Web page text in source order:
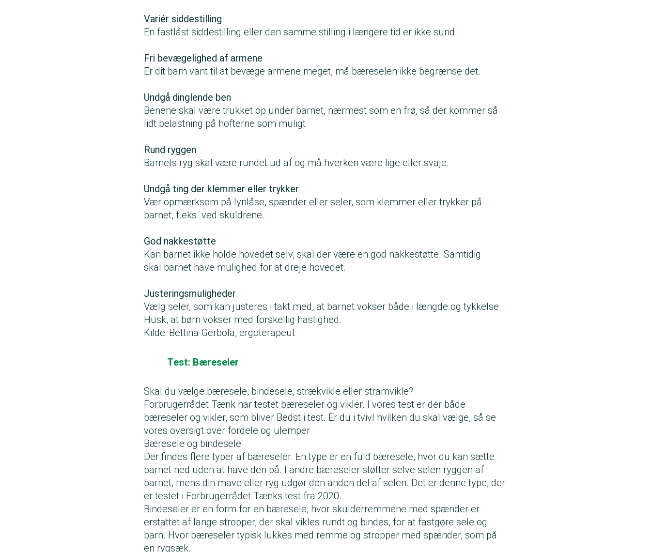
Variér siddestilling
En fastlåst siddestilling eller den samme stilling i længere tid er ikke sund.
Fri bevægelighed af armene
Er dit barn vant til at bevæge armene meget, må bæreselen ikke begrænse det.
Undgå dinglende ben
Benene skal være trukket op under barnet, nærmest som en frø, så der kommer så
lidt belastning på hofterne som muligt.
Rund ryggen
Barnets ryg skal være rundet ud af og må hverken være lige eller svaje.
Undgå ting der klemmer eller trykker
Vær opmærksom på lynlåse, spænder eller seler, som klemmer eller trykker på
barnet, f.eks. ved skuldrene.
God nakkestøtte
Kan barnet ikke holde hovedet selv, skal der være en god nakkestøtte. Samtidig
skal barnet have mulighed for at dreje hovedet.
Justeringsmuligheder.
Vælg seler, som kan justeres i takt med, at barnet vokser både i længde og tykkelse.
Husk, at børn vokser med forskellig hastighed.
Kilde: Bettina Gerbola, ergoterapeut
Test: Bæreseler
Skal du vælge bæresele, bindesele, strækvikle eller stramvikle?
Forbrugerrådet Tænk har testet bæreseler og vikler. I vores test er der både
bæreseler og vikler, som bliver Bedst i test. Er du i tvivl hvilken du skal vælge, så se
vores oversigt over fordele og ulemper
Bæresele og bindesele
Der findes flere typer af bæreseler. En type er en fuld bæresele, hvor du kan sætte
barnet ned uden at have den på. I andre bæreseler støtter selve selen ryggen af
barnet, mens din mave eller ryg udgør den anden del af selen. Det er denne type, der
er testet i Forbrugerrådet Tænks test fra 2020.
Bindeseler er en form for en bæresele, hvor skulderremmene med spænder er
erstattet af lange stropper, der skal vikles rundt og bindes, for at fastgøre sele og
barn. Hvor bæreseler typisk lukkes med remme og stropper med spænder, som på
en rygsæk.